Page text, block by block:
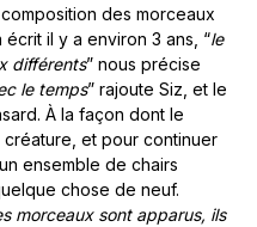
des morceaux
écrit il y a environ 3 ans, “le
différents” nous précise
le temps” rajoute Siz, et le
À la façon dont le
et pour continuer
ensemble de chairs
chose de neuf.
morceaux sont apparus, ils